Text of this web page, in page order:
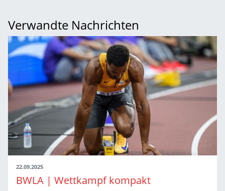
Verwandte Nachrichten
22.09.2025
BWLA | Wettkampf kompakt